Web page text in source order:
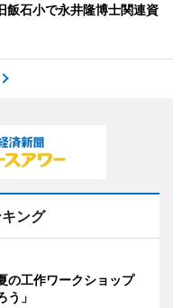
石小で永井隆博士関連資
ング
の工作ワークショップ
う」